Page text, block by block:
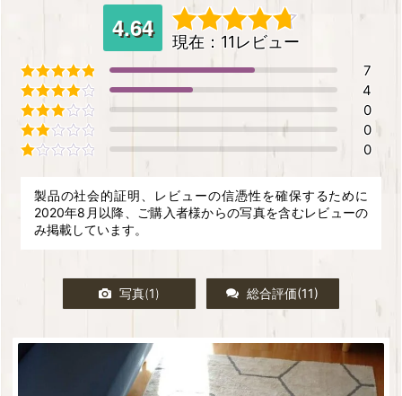
4.64
5段階中 4.64
現在：11レビュー
5段階中5の評価
7
5段階中4の評価
4
5段階中3の評価
0
5段階中2の評価
0
0
製品の社会的証明、レビューの信憑性を確保するために
2020年8月以降、ご購入者様からの写真を含むレビューの
み掲載しています。
写真(1) 総合評価(11)
星5つ(7)
星4つ(4)